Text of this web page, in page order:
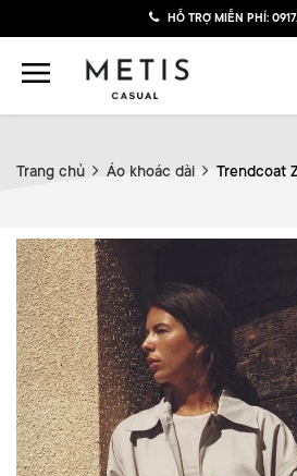
HỖ TRỢ MIỄN PHÍ:
Trang chủ Áo khoác dài Trendcoat